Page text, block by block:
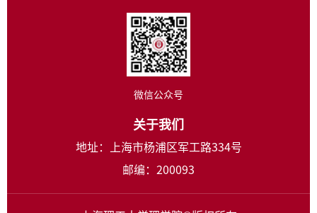
微信公众号
关于我们
地址：上海市杨浦区军工路334号
邮编：200093